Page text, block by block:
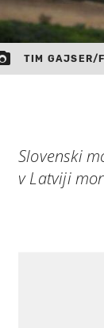
TIM GAJSER/
Slovenski
v Latviji